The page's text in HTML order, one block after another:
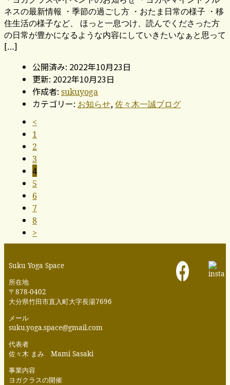
ネスの最新情報 ・季節の過ごし方 ・おたま日常の様子 ・移
住生活の様子など、 ほっと一息つけ、読んでくださった方
の日常が豊かになるような内容にしていきたいなぁと思って
[…]
公開済み: 2022年10月23日
更新: 2022年10月23日
作成者: sukuyoga
カテゴリー: お知らせ,佐々木一誠ブログ
<
1
2
3
4
5
6
7
8
>
Suku Yoga Space
所在地
〒878-0402
大分県竹田市直入町大字長湯7696
メール
suku.yoga.space@gmail.com
代表者
佐々木 まみ Mami Sasaki
事業内容
ヨガクラスの開催